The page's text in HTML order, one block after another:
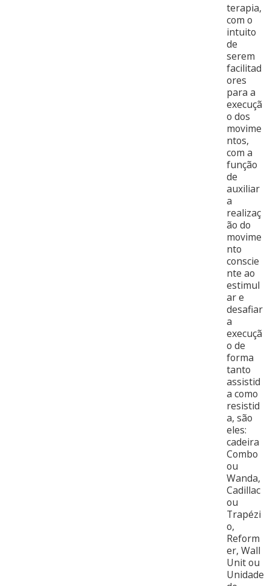
terapia,
com o
intuito
de
serem
facilitad
ores
para a
execuçã
o dos
movime
ntos,
com a
função
de
auxiliar
a
realizaç
ão do
movime
nto
conscie
nte ao
estimul
ar e
desafiar
a
execuçã
o de
forma
tanto
assistid
a como
resistid
a, são
eles:
cadeira
Combo
ou
Wanda,
Cadillac
ou
Trapézi
o,
Reform
er, Wall
Unit ou
Unidade